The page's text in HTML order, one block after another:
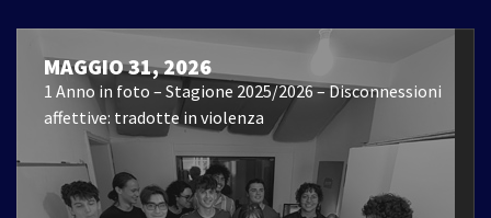
MAGGIO 31, 2026
1 Anno in foto – Stagione 2025/2026 – Disconnessioni
affettive: tradotte in violenza